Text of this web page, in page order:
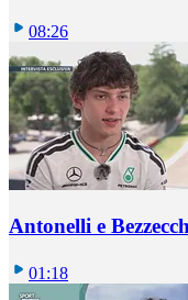
08:26
Antonelli e
01:18